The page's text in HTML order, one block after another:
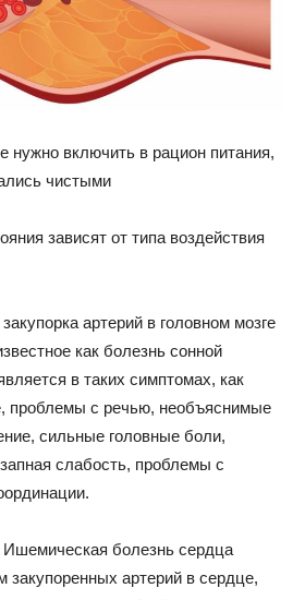
нужно включить в рацион питания,
чистыми
зависят от типа воздействия
артерий в головном мозге
как болезнь сонной
в таких симптомах, как
проблемы с речью, необъяснимые
сильные головные боли,
слабость, проблемы с
Ишемическая болезнь сердца
закупоренных артерий в сердце,